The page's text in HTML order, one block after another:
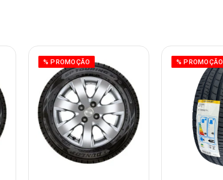
% PROMOÇÃO % PROMOÇÃO